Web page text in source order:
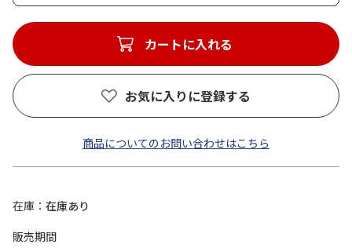
カートに入れる
お気に入りに登録する
商品についてのお問い合わせはこちら
在庫
在庫あり
販売期間